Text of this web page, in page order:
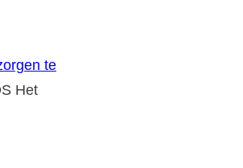
te
Het